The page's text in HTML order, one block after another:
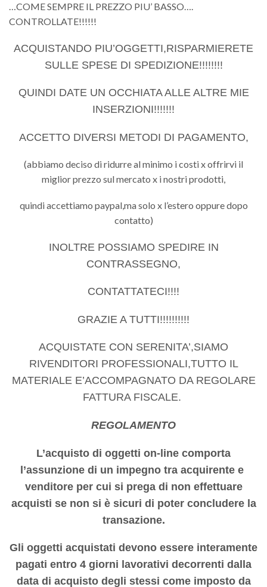
…COME SEMPRE IL PREZZO PIU’ BASSO….
CONTROLLATE!!!!!!
ACQUISTANDO PIU’OGGETTI,RISPARMIERETE
SULLE SPESE DI SPEDIZIONE!!!!!!!!
QUINDI DATE UN OCCHIATA ALLE ALTRE MIE
INSERZIONI!!!!!!!
ACCETTO DIVERSI METODI DI PAGAMENTO,
(abbiamo deciso di ridurre al minimo i costi x offrirvi il
miglior prezzo sul mercato x i nostri prodotti,
quindi accettiamo paypal,ma solo x l’estero oppure dopo
contatto)
INOLTRE POSSIAMO SPEDIRE IN
CONTRASSEGNO,
CONTATTATECI!!!!
GRAZIE A TUTTI!!!!!!!!!!
ACQUISTATE CON SERENITA’,SIAMO
RIVENDITORI PROFESSIONALI,TUTTO IL
MATERIALE E’ACCOMPAGNATO DA REGOLARE
FATTURA FISCALE.
REGOLAMENTO
L’acquisto di oggetti on-line comporta
l’assunzione di un impegno tra acquirente e
venditore per cui si prega di non effettuare
acquisti se non si è sicuri di poter concludere la
transazione.
Gli oggetti acquistati devono essere interamente
pagati entro 4 giorni lavorativi decorrenti dalla
data di acquisto degli stessi come imposto da